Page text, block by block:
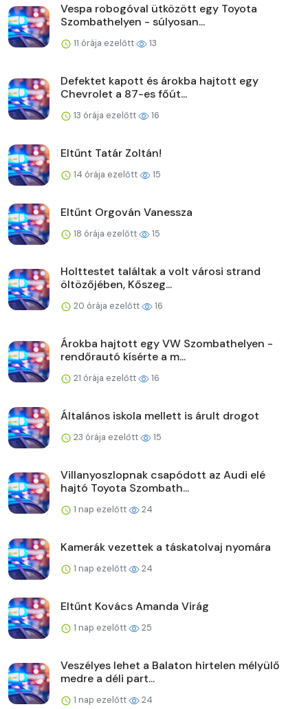
Vespa robogóval ütközött egy Toyota
Szombathelyen - súlyosan...
11 órája ezelőtt 13
Defektet kapott és árokba hajtott egy
Chevrolet a 87-es főút...
13 órája ezelőtt 16
Eltűnt Tatár Zoltán!
14 órája ezelőtt 15
Eltűnt Orgován Vanessza
18 órája ezelőtt 15
Holttestet találtak a volt városi strand
öltözőjében, Kőszeg...
20 órája ezelőtt 16
Árokba hajtott egy VW Szombathelyen -
rendőrautó kísérte a m...
21 órája ezelőtt 16
Általános iskola mellett is árult drogot
23 órája ezelőtt 15
Villanyoszlopnak csapódott az Audi elé
hajtó Toyota Szombath...
1 nap ezelőtt 24
Kamerák vezettek a táskatolvaj nyomára
1 nap ezelőtt 24
Eltűnt Kovács Amanda Virág
1 nap ezelőtt 25
Veszélyes lehet a Balaton hirtelen mélyülő
medre a déli part...
1 nap ezelőtt 24